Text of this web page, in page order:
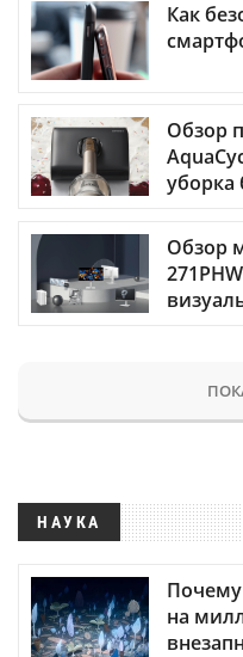
Как
Обзор
уборка
Обзор
НАУКА
на